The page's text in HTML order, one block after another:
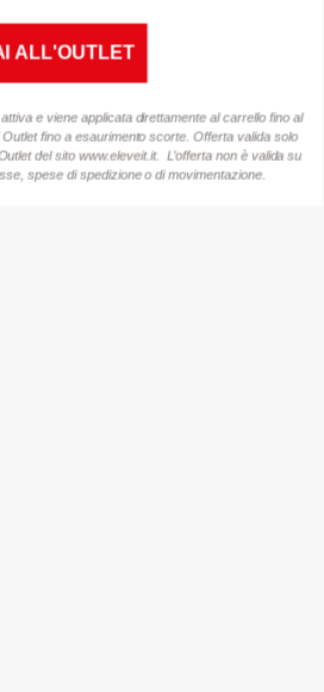
ALL'OUTLET
e viene applicata direttamente al carrello fino al
fino a esaurimento scorte. Offerta valida solo
del sito www.eleveit.it. L’offerta non è valida su
spese di spedizione o di movimentazione.